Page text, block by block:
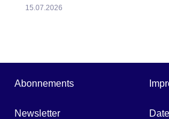
15.07.2026
Abonnements
Newsletter